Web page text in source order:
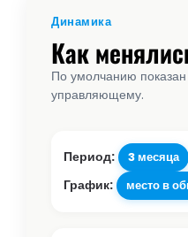
Динамика
Как
По умолчанию
управляющему.
Период: 3 месяца
График: место в